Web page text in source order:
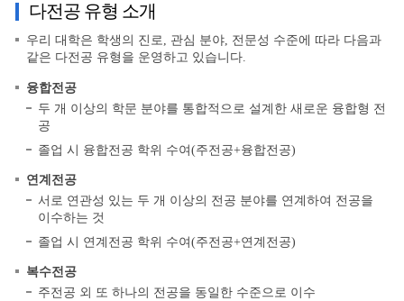
다전공 유형 소개
우리 대학은 학생의 진로, 관심 분야, 전문성 수준에 따라 다음과
같은 다전공 유형을 운영하고 있습니다.
융합전공
두 개 이상의 학문 분야를 통합적으로 설계한 새로운 융합형 전
공
졸업 시 융합전공 학위 수여(주전공+융합전공)
연계전공
서로 연관성 있는 두 개 이상의 전공 분야를 연계하여 전공을
이수하는 것
졸업 시 연계전공 학위 수여(주전공+연계전공)
복수전공
주전공 외 또 하나의 전공을 동일한 수준으로 이수